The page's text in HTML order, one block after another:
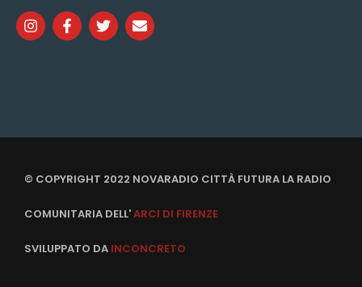
© COPYRIGHT 2022 NOVARADIO CITTÀ FUTURA LA RADIO
COMUNITARIA DELL'ARCI DI FIRENZE
SVILUPPATO DA INCONCRETO